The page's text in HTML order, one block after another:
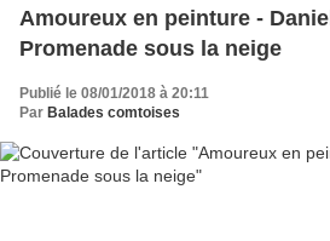
Amoureux en peinture -
Promenade sous la neige
Publié le 08/01/2018 à 20:11
Par Balades comtoises